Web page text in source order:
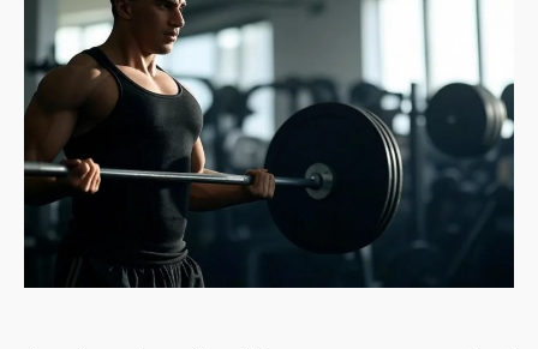
på
tränar
på
gym